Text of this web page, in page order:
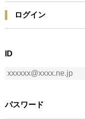
ログイン
ID
パスワード